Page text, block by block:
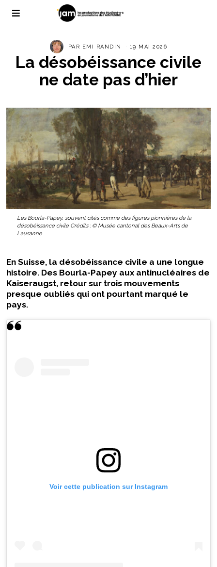
PAR EMI RANDIN 19 MAI 2026
La désobéissance civile
ne date pas d’hier
Les Bourla-Papey, souvent cités comme des figures pionnières de la
désobéissance civile Crédits : © Musée cantonal des Beaux-Arts de
Lausanne
En Suisse, la désobéissance civile a une longue
histoire. Des Bourla-Papey aux antinucléaires de
Kaiseraugst, retour sur trois mouvements
presque oubliés qui ont pourtant marqué le
pays.
Voir cette publication sur Instagram